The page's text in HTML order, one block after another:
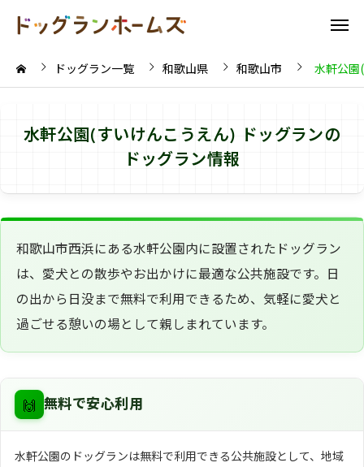
ドッグラン一覧 和歌山県 和歌山市 水軒公園
水軒公園(すいけんこうえん) ドッグランの
ドッグラン情報
和歌山市西浜にある水軒公園内に設置されたドッグラン
は、愛犬との散歩やお出かけに最適な公共施設です。日
の出から日没まで無料で利用できるため、気軽に愛犬と
過ごせる憩いの場として親しまれています。
🙌 無料で安心利用
水軒公園のドッグランは無料で利用できる公共施設として、地域